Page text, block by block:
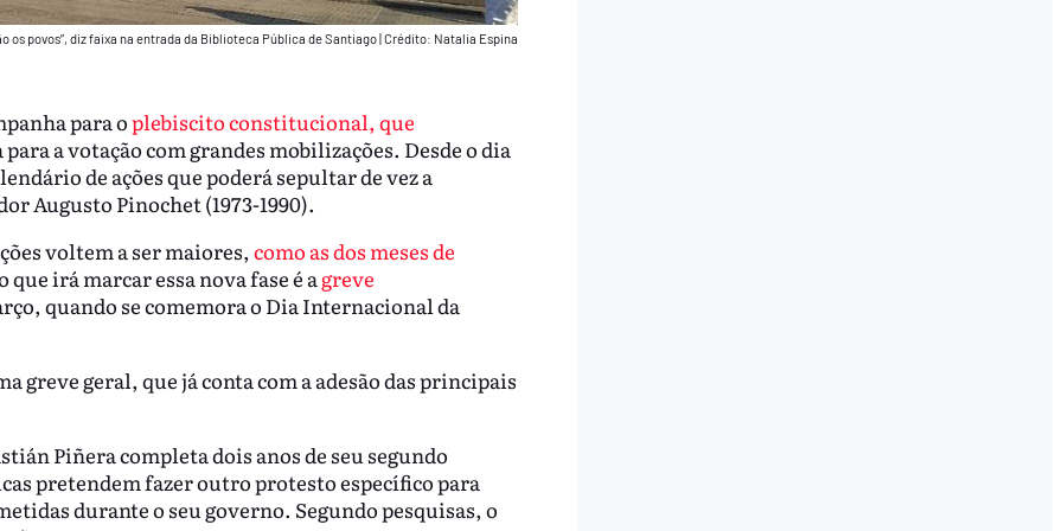
os povos”, diz faixa na entrada da Biblioteca Pública de Santiago|Crédito: Natalia Espina
para oplebiscito constitucional, que
a votação com grandes mobilizações. Desde o dia
de ações que poderá sepultar de vez a
Augusto Pinochet (1973-1990).
voltem a ser maiores, como as dos meses de
irá marcar essa nova fase é agreve
quando se comemora o Dia Internacional da
greve geral, que já conta com a adesão das principais
Piñera completa dois anos de seu segundo
pretendem fazer outro protesto específico para
durante o seu governo. Segundo pesquisas, o